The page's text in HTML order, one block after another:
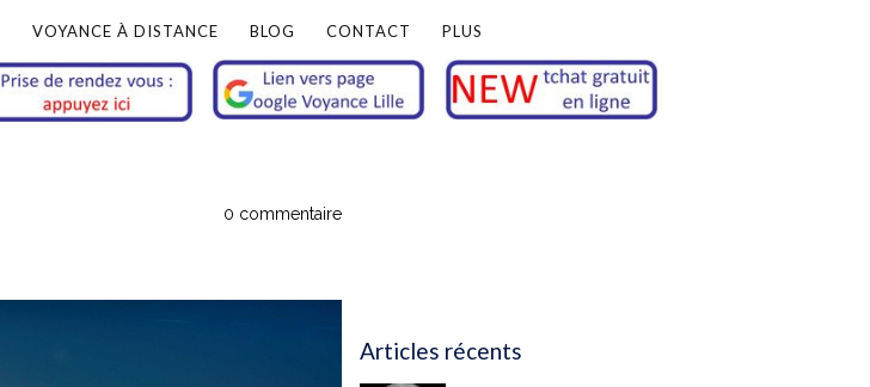
VOYANCE À DISTANCE BLOG CONTACT PLUS
0 commentaire
Articles récents